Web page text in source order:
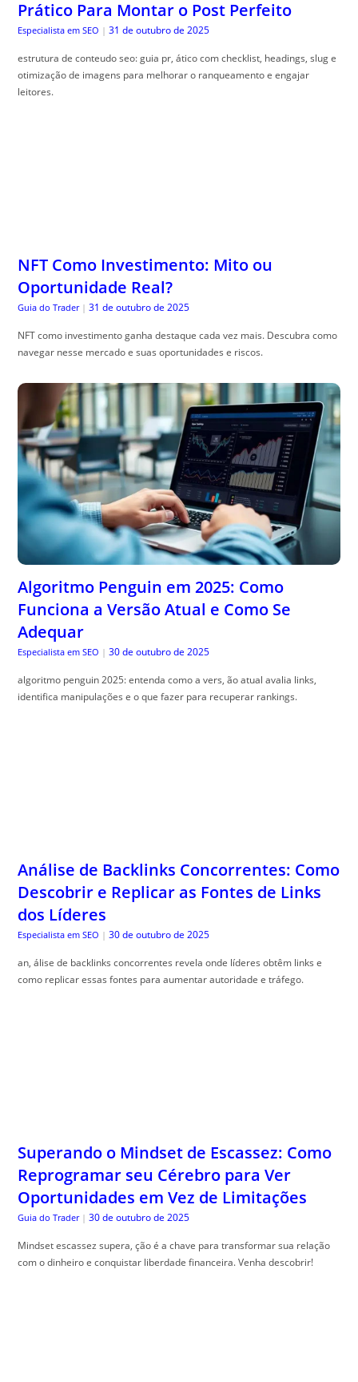
Prático Para Montar o Post Perfeito
Especialista em SEO | 31 de outubro de 2025
estrutura de conteudo seo: guia pr, ático com checklist, headings, slug e
otimização de imagens para melhorar o ranqueamento e engajar
leitores.
NFT Como Investimento: Mito ou
Oportunidade Real?
Guia do Trader | 31 de outubro de 2025
NFT como investimento ganha destaque cada vez mais. Descubra como
navegar nesse mercado e suas oportunidades e riscos.
Algoritmo Penguin em 2025: Como
Funciona a Versão Atual e Como Se
Adequar
Especialista em SEO | 30 de outubro de 2025
algoritmo penguin 2025: entenda como a vers, ão atual avalia links,
identifica manipulações e o que fazer para recuperar rankings.
Análise de Backlinks Concorrentes: Como
Descobrir e Replicar as Fontes de Links
dos Líderes
Especialista em SEO | 30 de outubro de 2025
an, álise de backlinks concorrentes revela onde líderes obtêm links e
como replicar essas fontes para aumentar autoridade e tráfego.
Superando o Mindset de Escassez: Como
Reprogramar seu Cérebro para Ver
Oportunidades em Vez de Limitações
Guia do Trader | 30 de outubro de 2025
Mindset escassez supera, ção é a chave para transformar sua relação
com o dinheiro e conquistar liberdade financeira. Venha descobrir!